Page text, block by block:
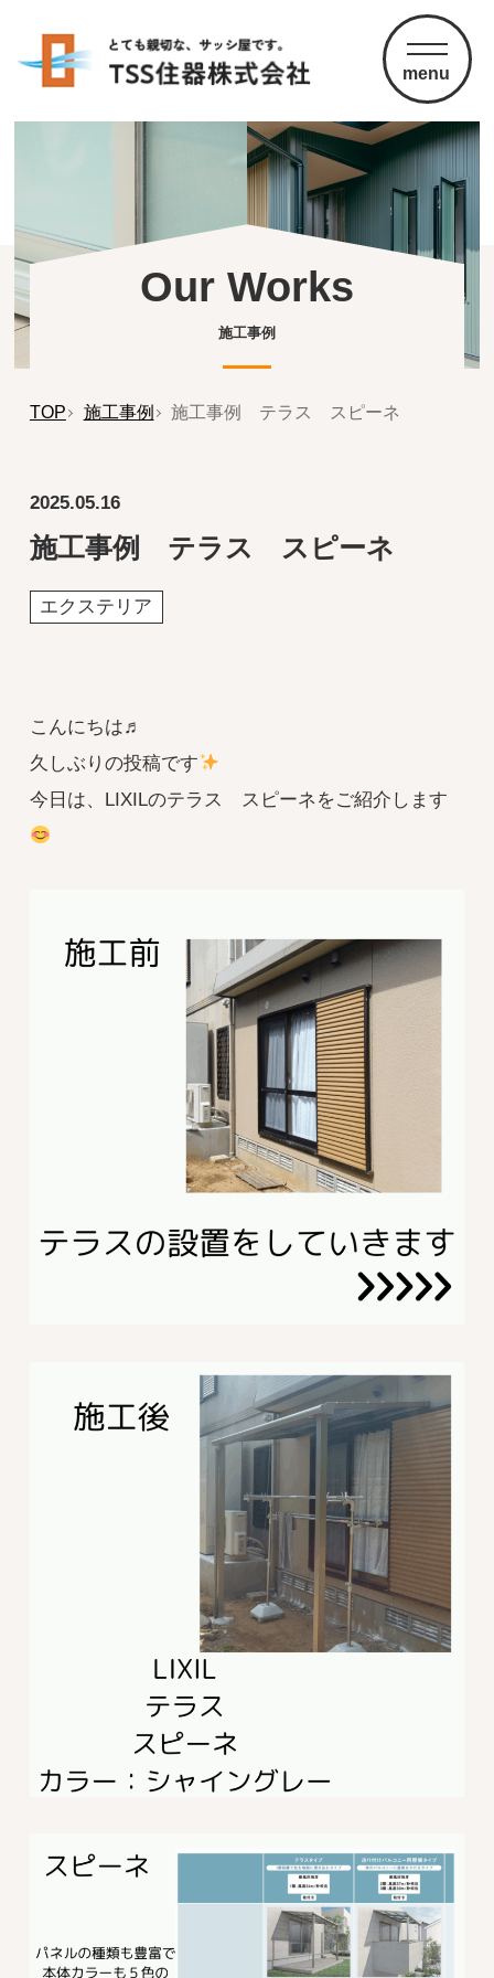
menu
Our Works
施工事例
TOP 施工事例 施工事例 テラス スピーネ
2025.05.16
施工事例 テラス スピーネ
エクステリア
こんにちは♬
久しぶりの投稿です
今日は、LIXILのテラス スピーネをご紹介します